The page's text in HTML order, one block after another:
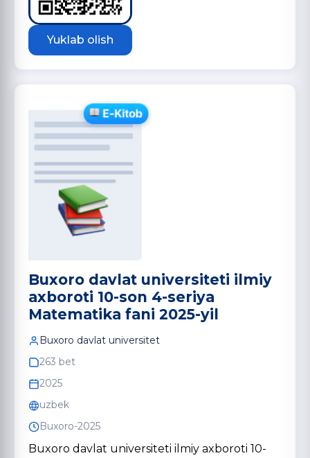
Yuklab olish
Buxoro davlat universiteti ilmiy
axboroti 10-son 4-seriya
Matematika fani 2025-yil
Buxoro davlat universitet
263 bet
2025
uzbek
Buxoro-2025
Buxoro davlat universiteti ilmiy axboroti 10-